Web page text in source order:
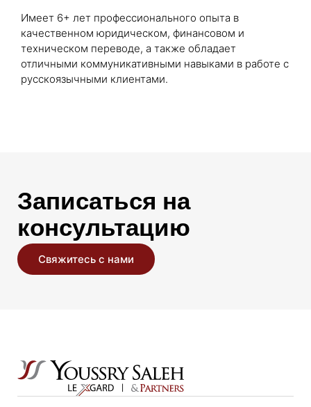
Имеет 6+ лет профессионального опыта в
качественном юридическом, финансовом и
техническом переводе, а также обладает
отличными коммуникативными навыками в работе с
русскоязычными клиентами.
Записаться на
консультацию
Свяжитесь с нами